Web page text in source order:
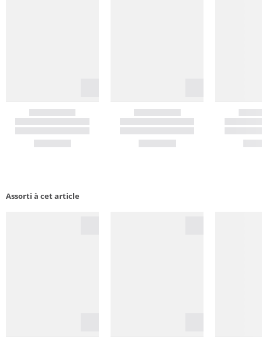
Assorti à cet article